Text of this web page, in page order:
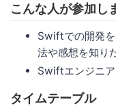
こんな人が参加し
Swiftでの開発
法や感想を知り
Swiftエンジニ
タイムテーブル